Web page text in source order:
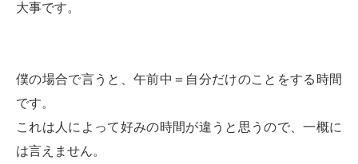
大事です。
僕の場合で言うと、午前中＝自分だけのことをする時間
です。
これは人によって好みの時間が違うと思うので、一概に
は言えません。